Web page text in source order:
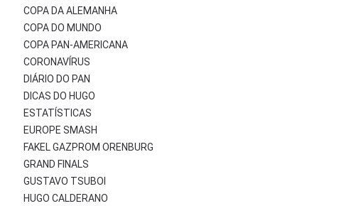
COPA DA ALEMANHA
COPA DO MUNDO
COPA PAN-AMERICANA
CORONAVÍRUS
DIÁRIO DO PAN
DICAS DO HUGO
ESTATÍSTICAS
EUROPE SMASH
FAKEL GAZPROM ORENBURG
GRAND FINALS
GUSTAVO TSUBOI
HUGO CALDERANO